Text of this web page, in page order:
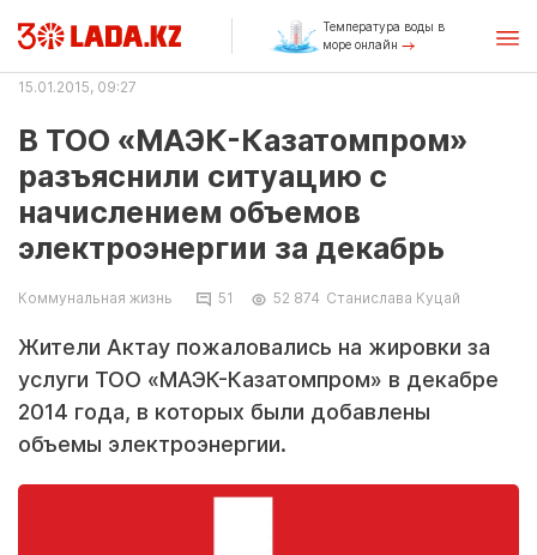
Температура воды в
море онлайн
15.01.2015, 09:27
В ТОО «МАЭК-Казатомпром»
разъяснили ситуацию с
начислением объемов
электроэнергии за декабрь
Коммунальная жизнь 51 52 874 Станислава Куцай
Жители Актау пожаловались на жировки за
услуги ТОО «МАЭК-Казатомпром» в декабре
2014 года, в которых были добавлены
объемы электроэнергии.